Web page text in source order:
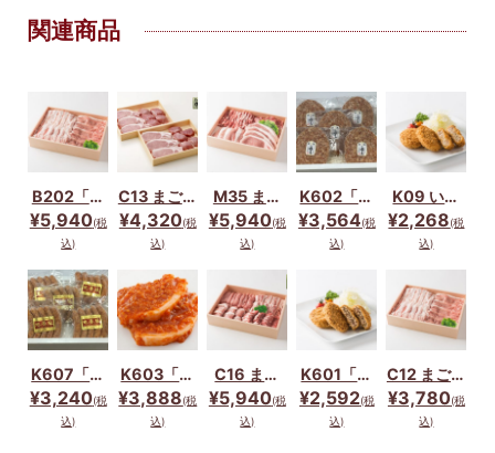
関連商品
B202「常
陸の輝き
豚」しゃぶ
しゃぶセッ
ト☆(２種
×400g)
¥5,940(税
込)
C13 まごこ
ろ豚とんか
つセット
(茨城県鉾
田市産）
¥4,320(税
込)
M35 まご
ころ豚バラ
エティーセ
ット
¥5,940(税
込)
K602「常
陸の輝き
豚」ハンバ
ーグ5個セ
¥3,564(税
込)
K09 いば
らき地養豚
コロッケ
10個セッ
¥2,268(税
込)
K607「い
ばらき地養
豚」ウイン
ナー４種セ
¥3,240(税
込)
K603「い
ばらき地養
豚」ロース
味噌付け6
¥3,888(税
込)
C16 まご
ころ豚お肉
のセット
¥5,940(税
込)
K601「い
ばらき地養
豚」メンチ
＆コロッケ
¥2,592(税
込)
C12 まごこ
ろ豚しゃぶ
しゃぶセッ
ト（茨城県
¥3,780(税
込)